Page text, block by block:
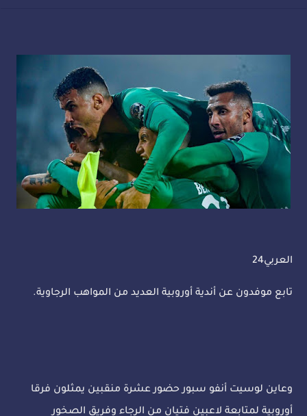
العربي24
تابع موفدون عن أندية أوروبية العديد من المواهب الرجاوية.
وعاين لوسيت أنفو سبور حضور عشرة منقبين يمثلون فرقا
أوروبية لمتابعة لاعبين فتيان من الرجاء وفريق الصخور